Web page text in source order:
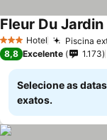
3 EstrelasHotel Piscina
Fleur Du Jardin
8,8 Excelente 1.173
Selecione as
exatos.